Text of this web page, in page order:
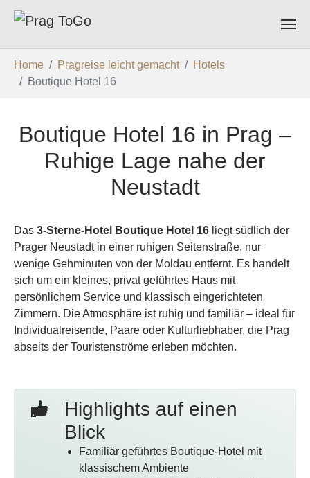
Home Pragreise leicht gemacht
Hotels
Boutique Hotel 16
Boutique Hotel 16 in Prag –
Ruhige Lage nahe der
Neustadt
Das 3-Sterne-Hotel Boutique Hotel 16 liegt südlich der
Prager Neustadt in einer ruhigen Seitenstraße, nur
wenige Gehminuten von der Moldau entfernt. Es handelt
sich um ein kleines, privat geführtes Haus mit
persönlichem Service und klassisch eingerichteten
Zimmern. Die Atmosphäre ist ruhig und familiär – ideal für
Individualreisende, Paare oder Kulturliebhaber, die Prag
abseits der Touristenströme erleben möchten.
Highlights auf einen
Blick
Familiär geführtes Boutique-Hotel mit
klassischem Ambiente